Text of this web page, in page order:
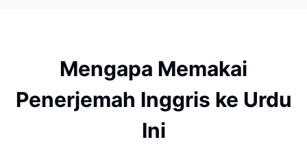
Mengapa Memakai
Penerjemah Inggris ke Urdu
Ini